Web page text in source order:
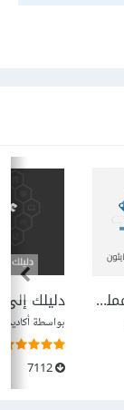
أتمتة المهام المملة عبر بايثون دليلك إلى Node.js
بواسطة